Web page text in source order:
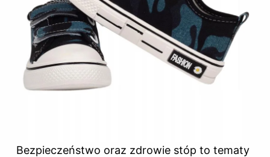
Bezpieczeństwo oraz zdrowie stóp to tematy